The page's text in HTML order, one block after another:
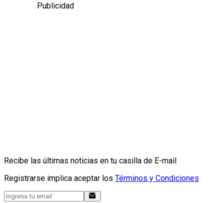
Publicidad
Recibe las últimas noticias en tu casilla de E-mail
Registrarse implica aceptar los Términos y Condiciones